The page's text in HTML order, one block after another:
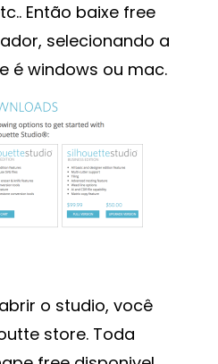
Então baixe free
selecionando a
é windows ou mac.
o studio, você
store. Toda